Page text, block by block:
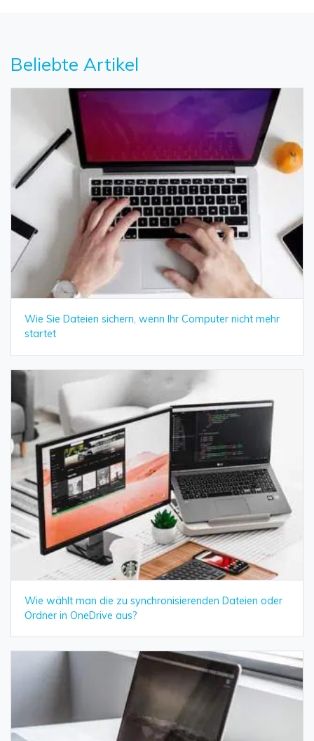
Beliebte Artikel
Wie Sie Dateien sichern, wenn Ihr Computer nicht mehr
startet
Wie wählt man die zu synchronisierenden Dateien oder
Ordner in OneDrive aus?